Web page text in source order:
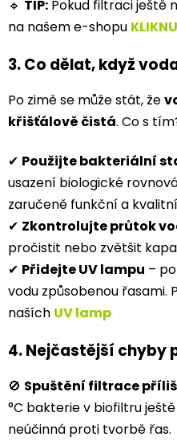
🔹 TIP: Pokud filtraci ještě
na našem e-shopu
3. Co dělat, když
Po zimě se může stát, že
křišťálově čistá. Co s
✔ Použijte bakteriální
usazení biologické
zaručeně funkční a
✔ Zkontrolujte průtok
pročistit nebo zvětšit
✔ Přidejte UV lampu –
vodu způsobenou řasami.
naších UV lamp
4. Nejčastější chyby
🚫 Spuštění filtrace
°C bakterie v biofiltru
neúčinná proti tvorbě řas.